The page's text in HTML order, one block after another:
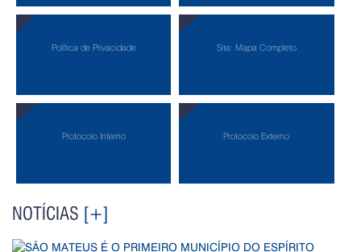
Política de Privacidade Site: Mapa Completo
Protocolo Interno Protocolo Externo
NOTÍCIAS [+]